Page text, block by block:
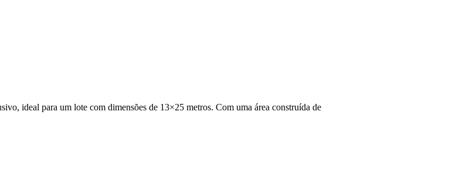
ideal para um lote com dimensões de 13×25 metros. Com uma área construída de